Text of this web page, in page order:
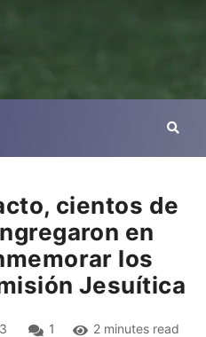
cientos de
en
los
Jesuítica
1 2 minutes read